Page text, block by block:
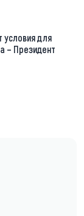
для
– Президент